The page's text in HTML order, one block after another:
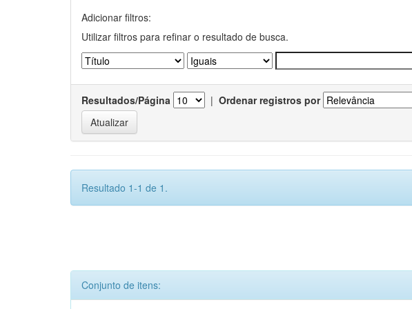
Adicionar filtros:
Utilizar filtros para refinar o resultado de busca.
Resultados/Página | Ordenar registros por
Resultado 1-1 de 1.
Conjunto de itens: